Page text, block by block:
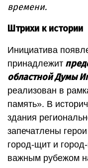
времени.
Штрихи к истории
Инициатива
принадлежит
областной Думы
реализован в
память». В
здания
запечатлены
город-щит и
важным рубежом